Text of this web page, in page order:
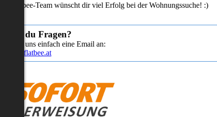
Flatbee-Team wünscht dir viel Erfolg bei der Wohnungssuche! :)
Hast du Fragen?
Sende uns einfach eine Email an:
info@flatbee.at